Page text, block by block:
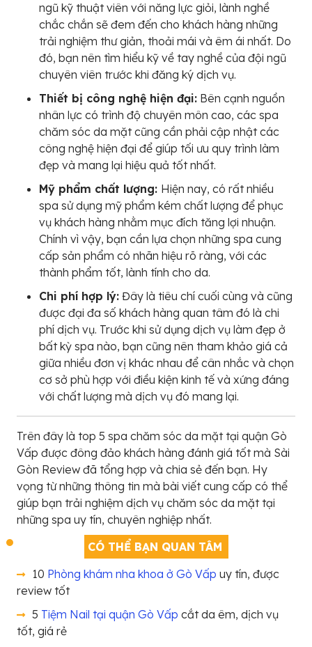
ngũ kỹ thuật viên với năng lực giỏi, lành nghề
chắc chắn sẽ đem đến cho khách hàng những
trải nghiệm thư giản, thoải mái và êm ái nhất. Do
đó, bạn nên tìm hiểu kỹ về tay nghề của đội ngũ
chuyên viên trước khi đăng ký dịch vụ.
Thiết bị công nghệ hiện đại: Bên cạnh nguồn
nhân lực có trình độ chuyên môn cao, các spa
chăm sóc da mặt cũng cần phải cập nhật các
công nghệ hiện đại để giúp tối ưu quy trình làm
đẹp và mang lại hiệu quả tốt nhất.
Mỹ phẩm chất lượng: Hiện nay, có rất nhiều
spa sử dụng mỹ phẩm kém chất lượng để phục
vụ khách hàng nhằm mục đích tăng lợi nhuận.
Chính vì vậy, bạn cần lựa chọn những spa cung
cấp sản phẩm có nhãn hiệu rõ ràng, với các
thành phẩm tốt, lành tính cho da.
Chi phí hợp lý: Đây là tiêu chí cuối cùng và cũng
được đại đa số khách hàng quan tâm đó là chi
phí dịch vụ. Trước khi sử dụng dịch vụ làm đẹp ở
bất kỳ spa nào, bạn cũng nên tham khảo giá cả
giữa nhiều đơn vị khác nhau để cân nhắc và chọn
cơ sở phù hợp với điều kiện kinh tế và xứng đáng
với chất lượng mà dịch vụ đó mang lại.
Trên đây là top 5 spa chăm sóc da mặt tại quận Gò
Vấp được đông đảo khách hàng đánh giá tốt mà Sài
Gòn Review đã tổng hợp và chia sẻ đến bạn. Hy
vọng từ những thông tin mà bài viết cung cấp có thể
giúp bạn trải nghiệm dịch vụ chăm sóc da mặt tại
những spa uy tín, chuyên nghiệp nhất.
CÓ THỂ BẠN QUAN TÂM
10 Phòng khám nha khoa ở Gò Vấp uy tín, được
review tốt
5 Tiệm Nail tại quận Gò Vấp cắt da êm, dịch vụ
tốt, giá rẻ